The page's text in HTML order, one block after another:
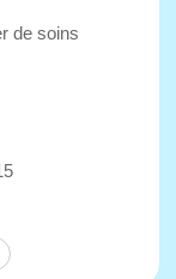
de soins